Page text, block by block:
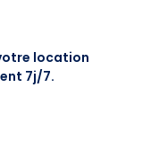
location
7j/7.